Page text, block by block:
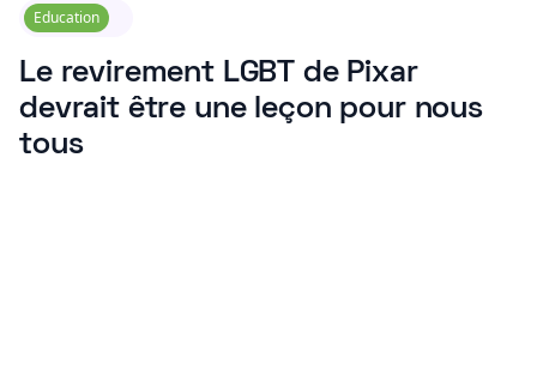
Education
Le revirement LGBT de Pixar
devrait être une leçon pour nous
tous